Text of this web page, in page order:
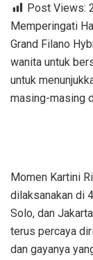
Post Views:
Memperingati
Grand Filano
wanita untuk
untuk
masing-masing
Momen Kartini
dilaksanakan di
Solo, dan
terus percaya
dan gayanya